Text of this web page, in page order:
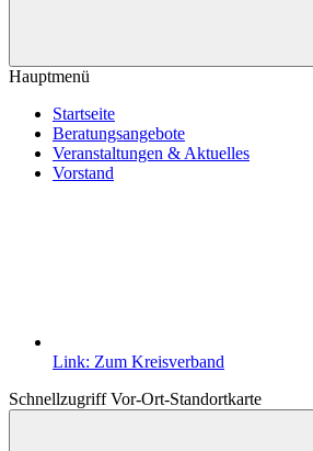
Hauptmenü
Startseite
Beratungsangebote
Veranstaltungen & Aktuelles
Vorstand
Link: Zum Kreisverband
Schnellzugriff Vor-Ort-Standortkarte